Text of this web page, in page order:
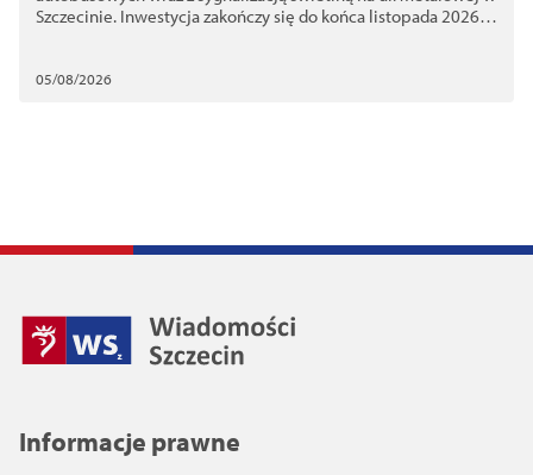
Szczecinie. Inwestycja zakończy się do końca listopada 2026
05/08/2026
Informacje prawne